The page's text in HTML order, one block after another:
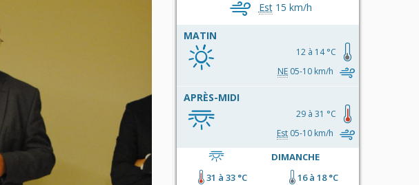
Est15 km/h
MATIN
12 à 14 °C
NE 05-10 km/h
APRÈS-MIDI
29 à 31 °C
Est 05-10 km/h
DIMANCHE
31 à 33 °C
16 à 18 °C